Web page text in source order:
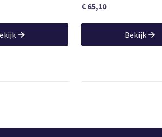
€ 65,10
Bekijk